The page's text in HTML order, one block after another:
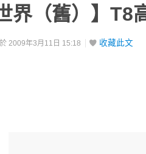
界（舊）】T8
2009年3月11日 15:18 收藏此文